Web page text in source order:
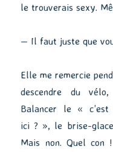
le trouverais sexy.
— Il faut juste que
Elle me remercie
descendre du
Balancer le «
ici ? », le brise-
Mais non. Quel con